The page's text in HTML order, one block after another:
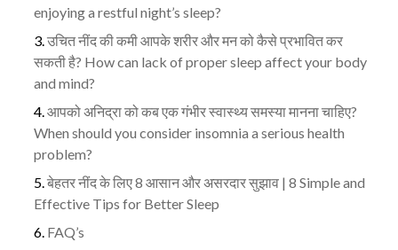
enjoying a restful night’s sleep?
उचित नींद की कमी आपके शरीर और मन को कैसे प्रभावित कर
सकती है? How can lack of proper sleep affect your body
and mind?
आपको अनिद्रा को कब एक गंभीर स्वास्थ्य समस्या मानना ​​चाहिए?
When should you consider insomnia a serious health
problem?
बेहतर नींद के लिए 8 आसान और असरदार सुझाव | 8 Simple and
Effective Tips for Better Sleep
FAQ’s